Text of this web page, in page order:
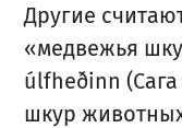
Другие
«медвежья
úlfheðinn
шкур